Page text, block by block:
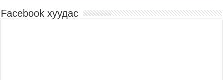
Гэр бүлийн хэрэг шүүхэд хянан шийдвэрлэх
Facebook хуудас